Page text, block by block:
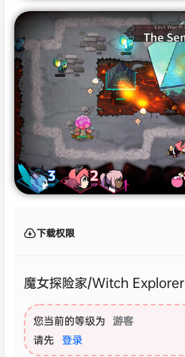
下载权限
魔女探险家/Witch Explorer
您当前的等级为 游客
请先 登录